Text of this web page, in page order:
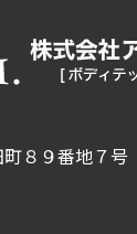
８９番地７号